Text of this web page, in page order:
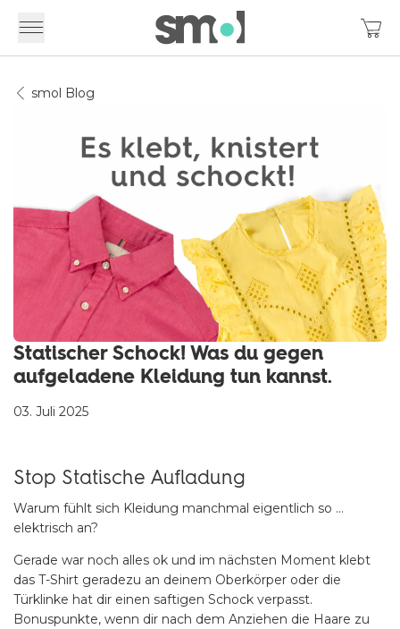
smol Blog
Statischer Schock! Was du gegen
aufgeladene Kleidung tun kannst.
03. Juli 2025
Stop Statische Aufladung
Warum fühlt sich Kleidung manchmal eigentlich so …
elektrisch an?
Gerade war noch alles ok und im nächsten Moment klebt
das T-Shirt geradezu an deinem Oberkörper oder die
Türklinke hat dir einen saftigen Schock verpasst.
Bonuspunkte, wenn dir nach dem Anziehen die Haare zu